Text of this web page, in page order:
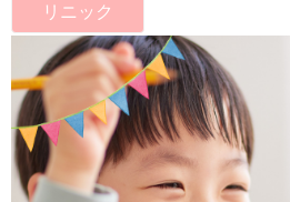
リニック